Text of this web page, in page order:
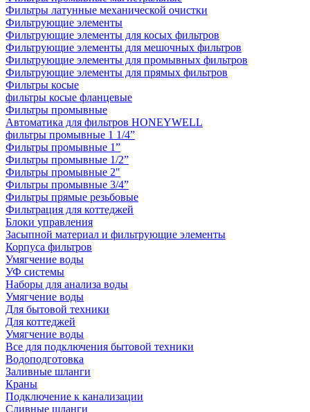
Фильтры латунные механической очистки
Фильтрующие элементы
Фильтрующие элементы для косых фильтров
Фильтрующие элементы для мешочных фильтров
Фильтрующие элементы для промывных фильтров
Фильтрующие элементы для прямых фильтров
Фильтры косые
фильтры косые фланцевые
Фильтры промывные
Автоматика для фильтров HONEYWELL
фильтры промывные 1 1/4”
Фильтры промывные 1”
Фильтры промывные 1/2”
Фильтры промывные 2"
Фильтры промывные 3/4”
Фильтры прямые резьбовые
Фильтрация для коттеджей
Блоки управления
Засыпной материал и фильтрующие элементы
Корпуса фильтров
Умягчение воды
УФ системы
Наборы для анализа воды
Умягчение воды
Для бытовой техники
Для коттеджей
Умягчение воды
Все для подключения бытовой техники
Водоподготовка
Заливные шланги
Краны
Подключение к канализации
Сливные шланги